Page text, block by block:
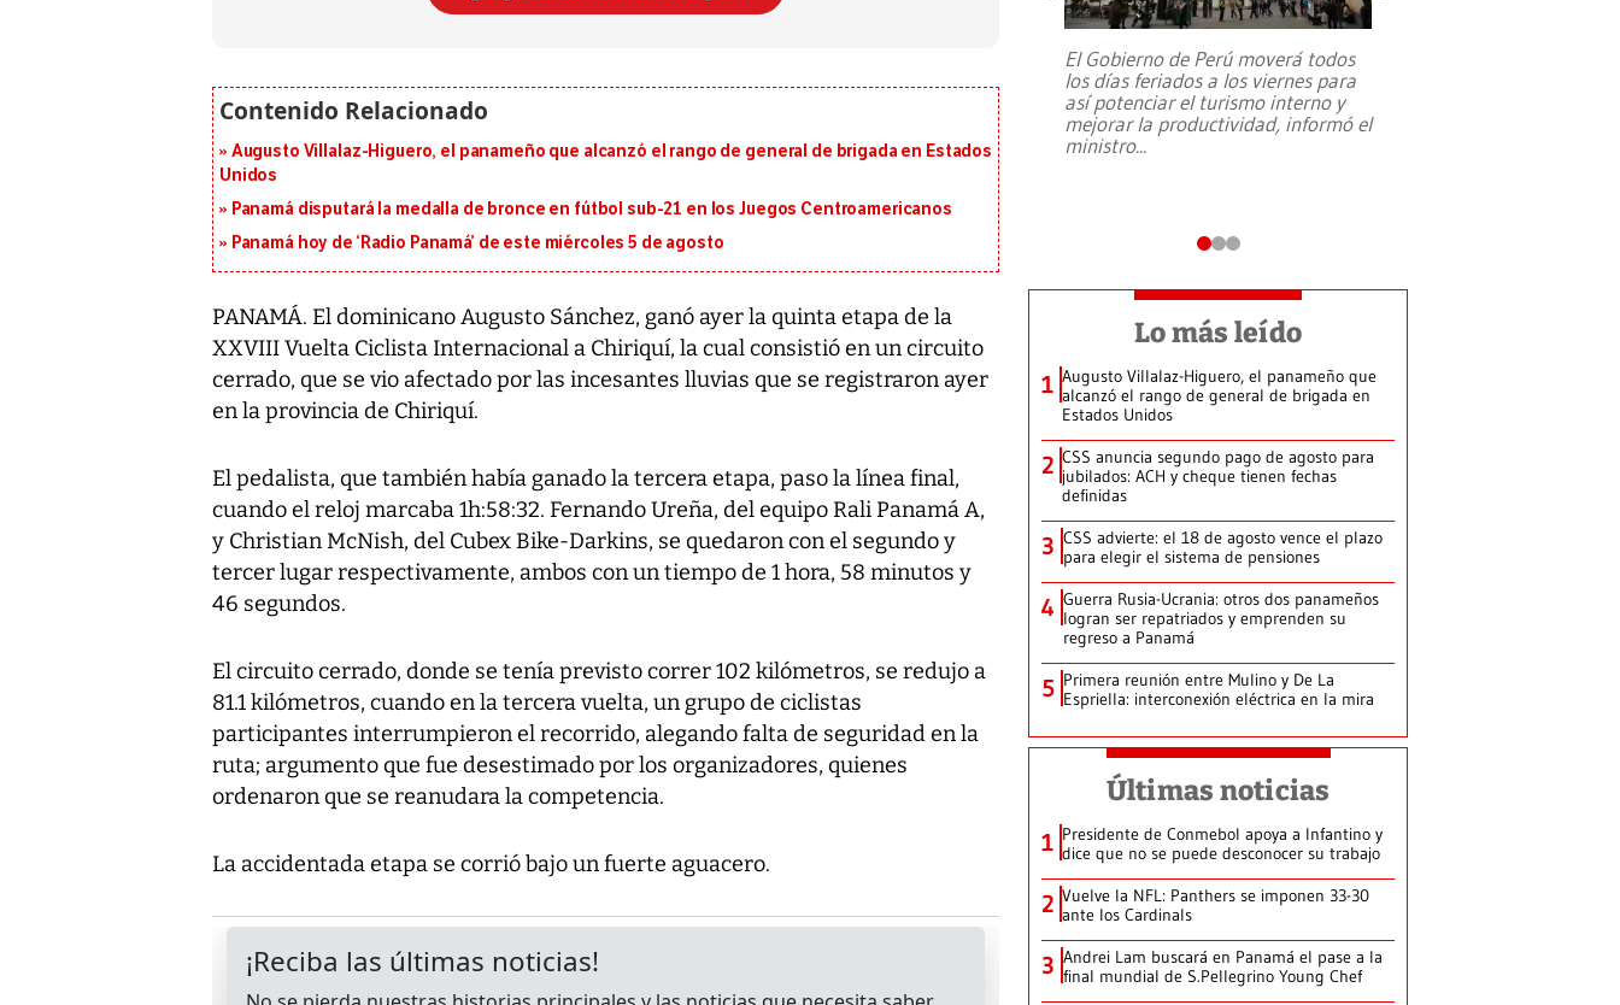
Augusto Villalaz-Higuero, el panameño que alcanzó el rango de general de brigada en Estados
Unidos
Panamá disputará la medalla de bronce en fútbol sub-21 en los Juegos Centroamericanos
Panamá hoy de ‘Radio Panamá’ de este miércoles 5 de agosto
PANAMÁ. El dominicano Augusto Sánchez, ganó ayer la quinta etapa de la
XXVIII Vuelta Ciclista Internacional a Chiriquí, la cual consistió en un circuito
cerrado, que se vio afectado por las incesantes lluvias que se registraron ayer
en la provincia de Chiriquí.
El pedalista, que también había ganado la tercera etapa, paso la línea final,
cuando el reloj marcaba 1h:58:32. Fernando Ureña, del equipo Rali Panamá A,
y Christian McNish, del Cubex Bike-Darkins, se quedaron con el segundo y
tercer lugar respectivamente, ambos con un tiempo de 1 hora, 58 minutos y
46 segundos.
El circuito cerrado, donde se tenía previsto correr 102 kilómetros, se redujo a
81.1 kilómetros, cuando en la tercera vuelta, un grupo de ciclistas
participantes interrumpieron el recorrido, alegando falta de seguridad en la
ruta; argumento que fue desestimado por los organizadores, quienes
ordenaron que se reanudara la competencia.
La accidentada etapa se corrió bajo un fuerte aguacero.
Entre recuerdos y escuetas
da Silva, oficializó este domingo su
El Gobierno de Perú moverá todos
los días feriados a los viernes para
así potenciar el turismo interno y
mejorar la productividad, informó el
ministro...
Lo más leído
1 Augusto Villalaz-Higuero, el panameño que
alcanzó el rango de general de brigada en
Estados Unidos
2 CSS anuncia segundo pago de agosto para
jubilados: ACH y cheque tienen fechas
definidas
3 CSS advierte: el 18 de agosto vence el plazo
para elegir el sistema de pensiones
4 Guerra Rusia-Ucrania: otros dos panameños
logran ser repatriados y emprenden su
regreso a Panamá
5 Primera reunión entre Mulino y De La
Espriella: interconexión eléctrica en la mira
Últimas noticias
1 Presidente de Conmebol apoya a Infantino y
dice que no se puede desconocer su trabajo
2 Vuelve la NFL: Panthers se imponen 33-30
ante los Cardinals
3 Andrei Lam buscará en Panamá el pase a la
final mundial de S.Pellegrino Young Chef